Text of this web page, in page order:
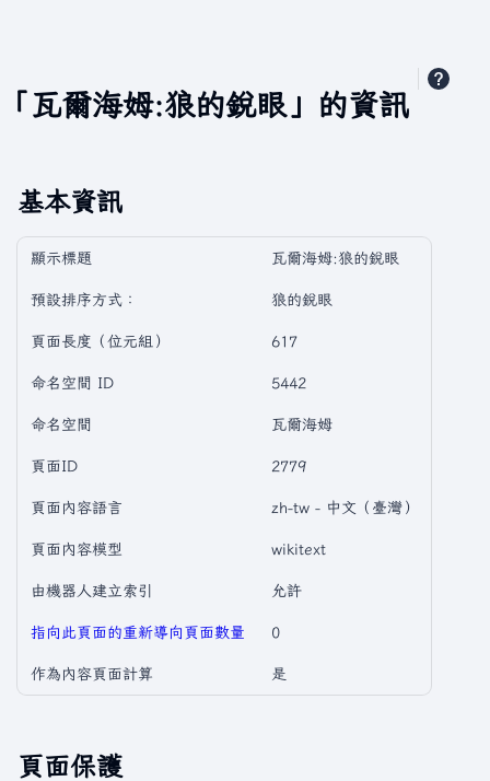
「瓦爾海姆:狼的銳眼」的資訊
基本資訊
顯示標題 瓦爾海姆:狼的銳眼
預設排序方式： 狼的銳眼
頁面長度（位元組） 617
命名空間 ID 5442
命名空間 瓦爾海姆
頁面ID 2779
頁面內容語言 zh-tw - 中文（臺灣）
頁面內容模型 wikitext
由機器人建立索引 允許
指向此頁面的重新導向頁面數量 0
作為內容頁面計算 是
頁面保護